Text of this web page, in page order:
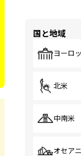
国と地域
ヨーロ
北米
中南米
オセア